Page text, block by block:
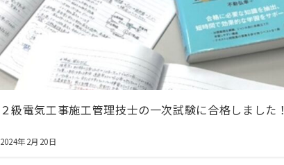
２級電気工事施工管理技士の一次試験に合格しました！
2024年2月20日